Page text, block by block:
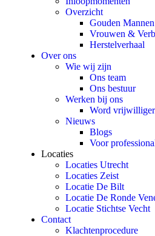
Overzicht
Gouden Mannen
Vrouwen &
Herstelverhaal
Over ons
Wie wij zijn
Ons team
Ons bestuur
Werken bij ons
Word vrijwilliger
Nieuws
Blogs
Voor
Locaties
Locaties Utrecht
Locaties Zeist
Locatie De Bilt
Locatie De Ronde
Locatie Stichtse Vecht
Contact
Klachtenprocedure